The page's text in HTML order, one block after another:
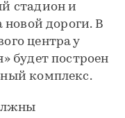
стадион и
новой дороги. В
центра у
будет построен
комплекс.